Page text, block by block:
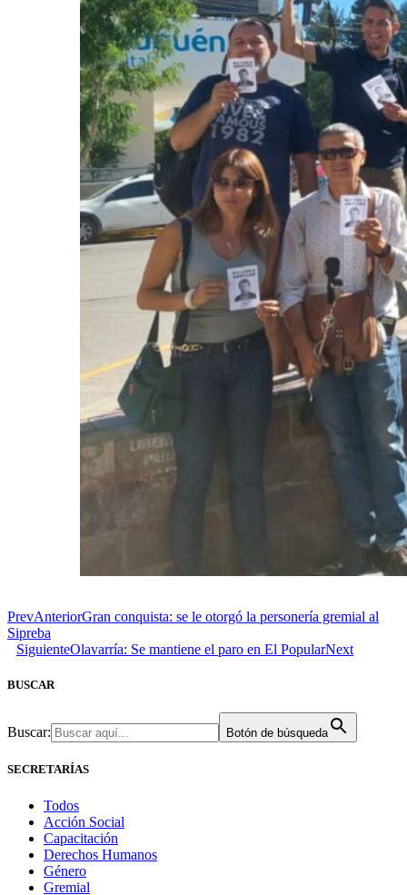
PrevAnteriorGran conquista: se le otorgó la personería gremial al
Sipreba
SiguienteOlavarría: Se mantiene el paro en El PopularNext
BUSCAR
Buscar: Botón de búsqueda
SECRETARÍAS
Todos
Acción Social
Capacitación
Derechos Humanos
Género
Gremial